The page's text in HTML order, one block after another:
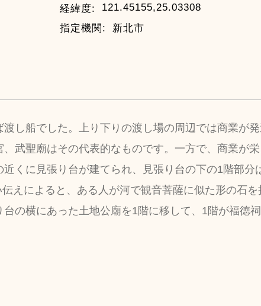
経緯度:
121.45155,25.03308
指定機関:
新北市
し船でした。上り下りの渡し場の周辺では商業が
武聖廟はその代表的なものです。一方で、商業が
くに見張り台が建てられ、見張り台の下の1階部分
えによると、ある人が河で観音菩薩に似た形の石を
の横にあった土地公廟を1階に移して、1階が福徳